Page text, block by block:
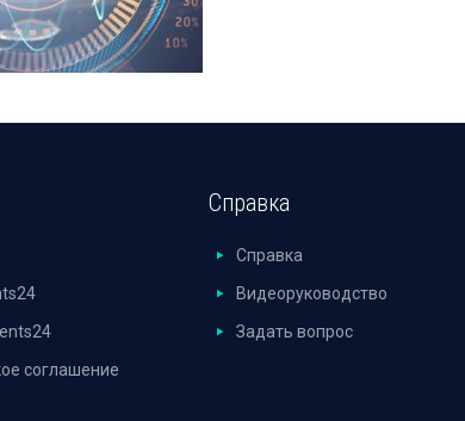
соглашение
Справка
Справка
Видеоруководство
Задать вопрос